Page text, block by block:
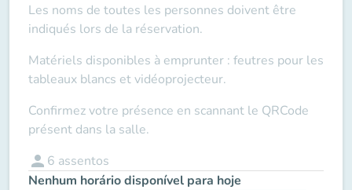
Les noms de toutes les personnes doivent être
indiqués lors de la réservation.
Matériels disponibles à emprunter : feutres pour les
tableaux blancs et vidéoprojecteur.
Confirmez votre présence en scannant le QRCode
présent dans la salle.
person 6 assentos
Nenhum horário disponível para hoje